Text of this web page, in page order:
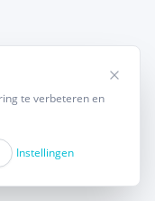
te verbeteren en
Instellingen